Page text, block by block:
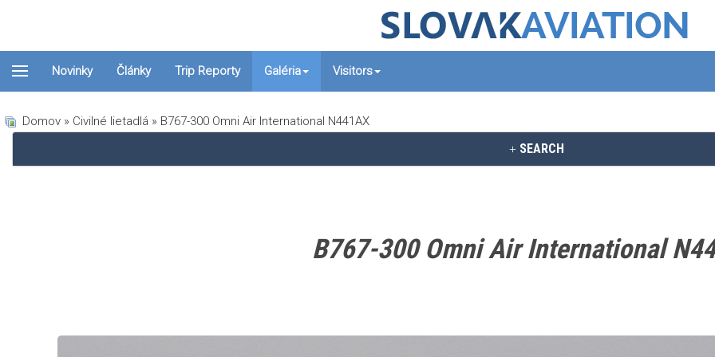
Novinky Články Trip Reporty Galéria Visitors
Domov » Civilné lietadlá » B767-300 Omni Air International N441AX
SEARCH
B767-300 Omni Air International